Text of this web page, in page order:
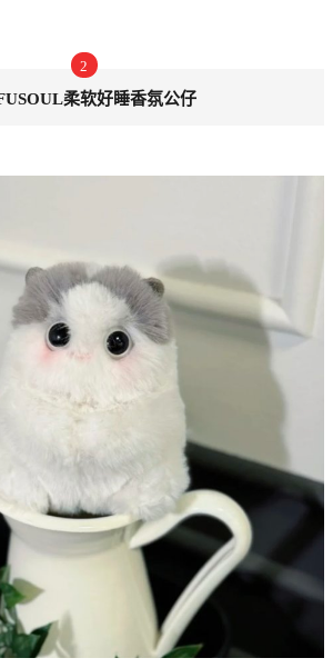
2
柔软好睡香氛公仔